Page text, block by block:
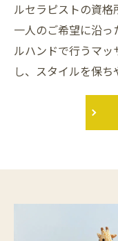
ルセラピストの資
一人のご希望に沿っ
ルハンドで行うマ
し、スタイルを保ち